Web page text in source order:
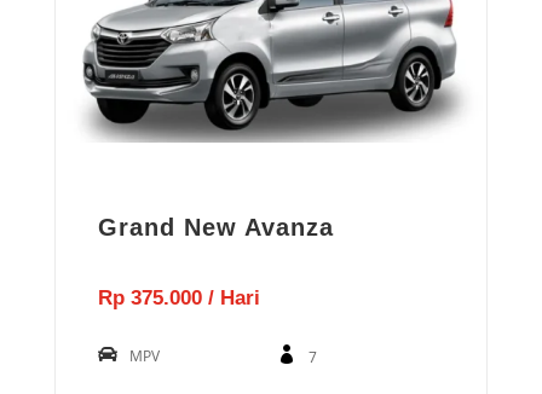
Grand New Avanza
Rp 375.000 / Hari
MPV 7